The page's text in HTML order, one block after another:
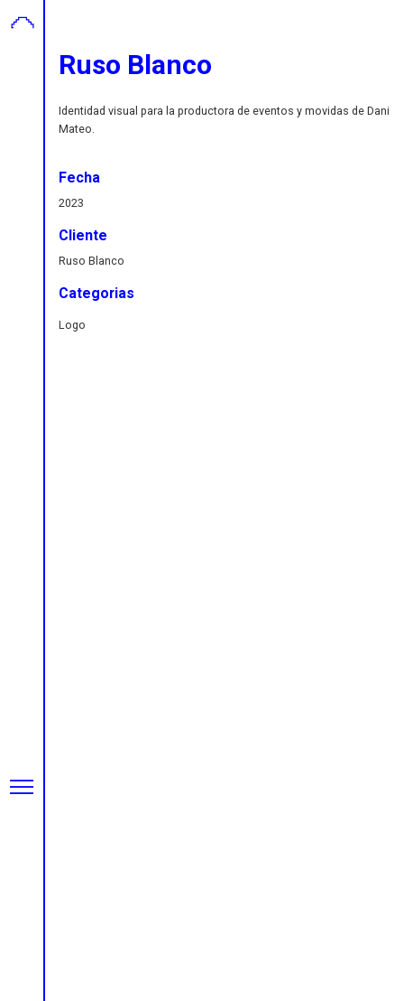
Ruso Blanco
Identidad visual para la productora de eventos y movidas de Dani
Mateo.
Fecha
2023
Cliente
Ruso Blanco
Categorias
Logo